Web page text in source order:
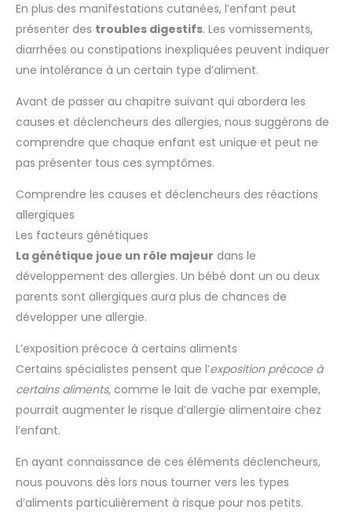
En plus des manifestations cutanées, l’enfant peut
présenter des troubles digestifs. Les vomissements,
diarrhées ou constipations inexpliquées peuvent indiquer
une intolérance à un certain type d’aliment.
Avant de passer au chapitre suivant qui abordera les
causes et déclencheurs des allergies, nous suggérons de
comprendre que chaque enfant est unique et peut ne
pas présenter tous ces symptômes.
Comprendre les causes et déclencheurs des réactions
allergiques
Les facteurs génétiques
La génétique joue un rôle majeur dans le
développement des allergies. Un bébé dont un ou deux
parents sont allergiques aura plus de chances de
développer une allergie.
L’exposition précoce à certains aliments
Certains spécialistes pensent que l’exposition précoce à
certains aliments, comme le lait de vache par exemple,
pourrait augmenter le risque d’allergie alimentaire chez
l’enfant.
En ayant connaissance de ces éléments déclencheurs,
nous pouvons dès lors nous tourner vers les types
d’aliments particulièrement à risque pour nos petits.